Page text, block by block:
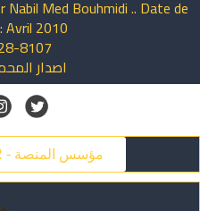
Med Bouhmidi .. Date de
Avril 2010
8107
اصدار
THE FOUNDER - مؤسس المنصة